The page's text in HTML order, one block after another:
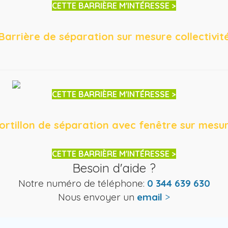
CETTE BARRIÈRE M'INTÉRESSE >
de séparation sur mesure
CETTE BARRIÈRE M'INTÉRESSE >
de séparation avec fenêtre sur
CETTE BARRIÈRE M'INTÉRESSE >
Besoin d'aide ?
Notre numéro de téléphone: 0 344 639 630
Nous envoyer un email >